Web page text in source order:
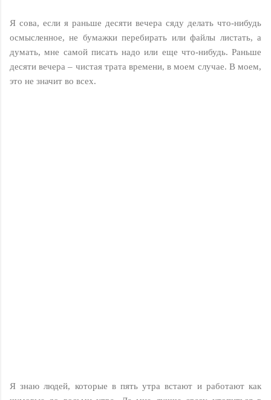
Я сова, если я раньше десяти вечера сяду делать что-нибудь
осмысленное, не бумажки перебирать или файлы листать, а
думать, мне самой писать надо или еще что-нибудь. Раньше
десяти вечера – чистая трата времени, в моем случае. В моем,
это не значит во всех.
Я знаю людей, которые в пять утра встают и работают как